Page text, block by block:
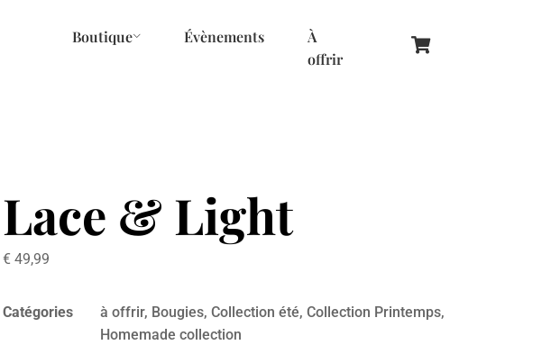
Boutique Évènements
À
offrir
Lace & Light
€ 49,99
Catégories à offrir, Bougies, Collection été, Collection Printemps,
Homemade collection